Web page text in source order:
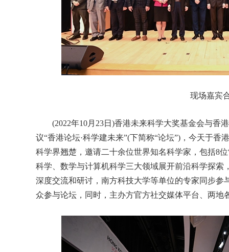
现场嘉宾
(2022年10月23日)香港未来科学大奖基金会与香
议“香港论坛·科学建未来”(下简称“论坛”)，今天于
科学界翘楚，邀请二十余位世界知名科学家，包括8
科学、数学与计算机科学三大领域展开前沿科学探索
深度交流和研讨，南方科技大学等单位的专家同步参
众参与论坛，同时，主办方官方社交媒体平台、两